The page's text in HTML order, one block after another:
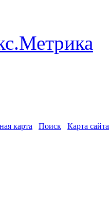
карта Поиск Карта сайта